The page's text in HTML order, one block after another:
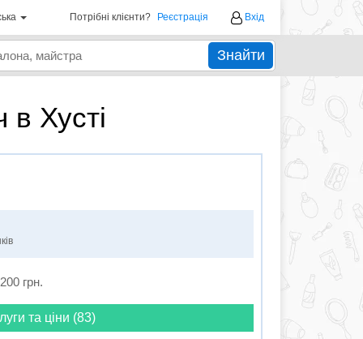
Потрібні клієнти? Реєстрація Вхід
Знайти
в Хусті
грн.
та ціни (83)